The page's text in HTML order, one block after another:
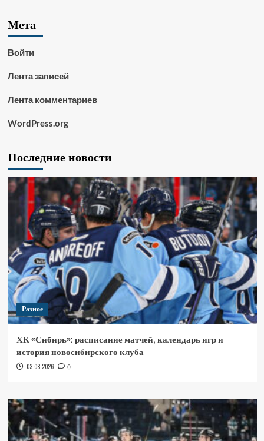
Мета
Войти
Лента записей
Лента комментариев
WordPress.org
Последние новости
Разное
ХК «Сибирь»: расписание матчей, календарь игр и
история новосибирского клуба
03.08.2026 0